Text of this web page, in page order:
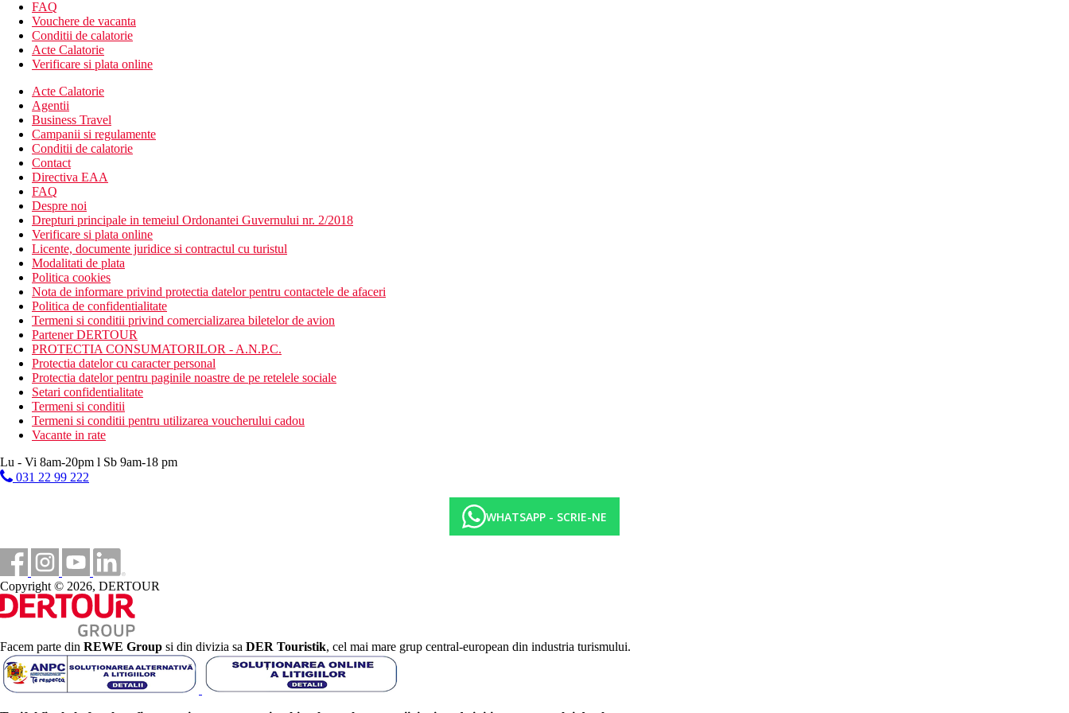
Suita studio: chicineta
Doar in camera Suita studio este posibil un pat suplimentar.
Hotelul dispune de:
hol de intrare cu receptie
463 camere
WiFi gratuit
sali de conferinte
salon de infrumusetare (contra cost)
2 piscine exterioare cu temperatura controlata
Spa
fitness
club pentru copii
Descrierea plajei
Plaja publica La Mer la cca 10 km de hotel
Activitati sportive gratuite
Fitness
Activitati sportive contra cost
spa & centru de wellness
masaj
sauna
Mese
Demipensiune:
micul dejun si cina sub forma de meniu
include bauturi racoritoare nelimitate, cu exceptia ceaiului si cafelei
doar in restaurantele La Tablita si Market 24
Site web
https://www.hyatt.com/
Nota
Sfera si calitatea serviciilor si activitatilor mentionate mai sus pot fi afectate de introducerea unor eventuale masuri de igiena sau antiepidemie in destinatia data.
Distanţe
6 km
Distanta de cel mai apropiat aeroport
FAQ
Vouchere de vacanta
Conditii de calatorie
Acte Calatorie
Verificare si plata online
Acte Calatorie
Agentii
Business Travel
Campanii si regulamente
Conditii de calatorie
Contact
Directiva EAA
FAQ
Despre noi
Drepturi principale in temeiul Ordonantei Guvernului nr. 2/2018
Verificare si plata online
Licente, documente juridice si contractul cu turistul
Modalitati de plata
Politica cookies
Nota de informare privind protectia datelor pentru contactele de afaceri
Politica de confidentialitate
Termeni si conditii privind comercializarea biletelor de avion
Partener DERTOUR
PROTECTIA CONSUMATORILOR - A.N.P.C.
Protectia datelor cu caracter personal
Protectia datelor pentru paginile noastre de pe retelele sociale
Setari confidentialitate
Termeni si conditii
Termeni si conditii pentru utilizarea voucherului cadou
Vacante in rate
Lu - Vi 8am-20pm l Sb 9am-18 pm
031 22 99 222
WHATSAPP - SCRIE-NE
Copyright © 2026, DERTOUR
Facem parte din REWE Group si din divizia sa DER Touristik, cel mai mare grup central-european din industria turismului.